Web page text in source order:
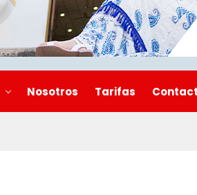
Nosotros Tarifas